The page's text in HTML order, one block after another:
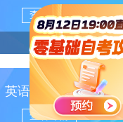
查看详情
13950人已购买
英语（专升本）
查看详情